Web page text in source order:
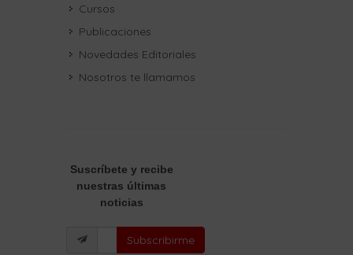
Cursos
Publicaciones
Novedades Editoriales
Nosotros te llamamos
Suscríbete y recibe
nuestras últimas
noticias
Subscribirme